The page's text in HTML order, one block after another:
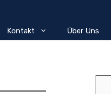
Kontakt Über Uns